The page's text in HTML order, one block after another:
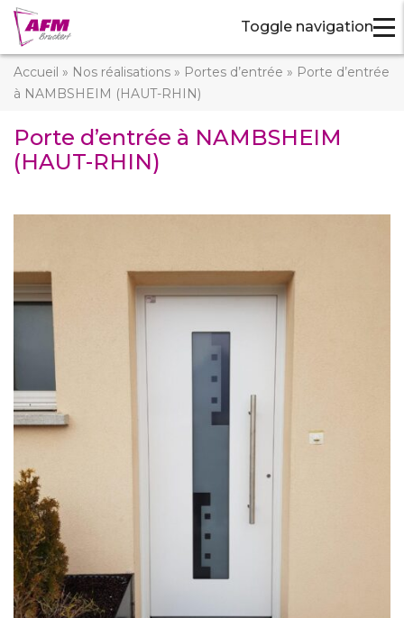
Toggle navigation
Accueil » Nos réalisations » Portes d’entrée » Porte d’entrée
à NAMBSHEIM (HAUT-RHIN)
Porte d’entrée à NAMBSHEIM
(HAUT-RHIN)